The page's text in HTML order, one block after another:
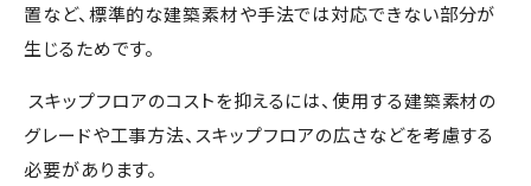
置など、標準的な建築素材や手法では対応できない部分が
生じるためです。
スキップフロアのコストを抑えるには、使用する建築素材の
グレードや工事方法、スキップフロアの広さなどを考慮する
必要があります。